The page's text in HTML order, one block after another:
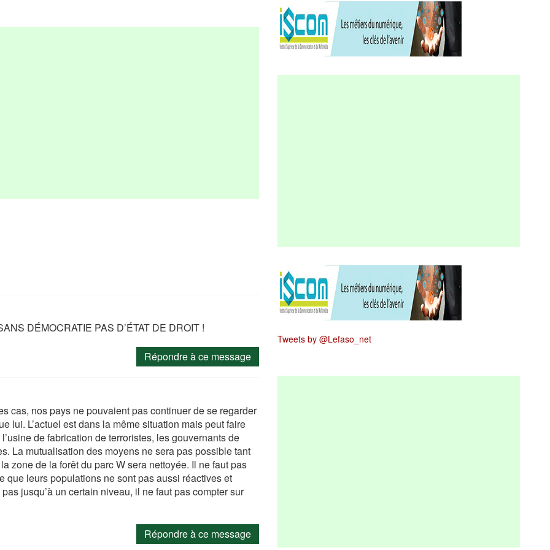
DÉMOCRATIE PAS D’ÉTAT DE DROIT !
Répondre à ce message
cas, nos pays ne pouvaient pas continuer de se regarder
lui. L’actuel est dans la même situation mais peut faire
de fabrication de terroristes, les gouvernants de
La mutualisation des moyens ne sera pas possible tant
zone de la forêt du parc W sera nettoyée. Il ne faut pas
leurs populations ne sont pas aussi réactives et
jusqu’à un certain niveau, il ne faut pas compter sur
Répondre à ce message
Tweets by @Lefaso_net